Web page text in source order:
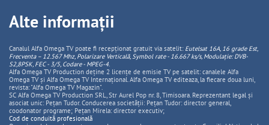
Alte informații
Canalul Alfa Omega TV poate fi recepționat gratuit via satelit: Eutelsat 16A, 16 grade Est,
Frecventa – 12.567 Mhz, PolarizareVerticală, Symbol rate - 16.667 ks/s, Modulație: DVB-
S2,8PSK, FEC - 3/5, Codare - MPEG-4.
Alfa Omega TV Production deține 2 licențe de emisie TV pe satelit: canalele Alfa
Omega TV și Alfa Omega TV Internațional. Alfa Omega TV editeaza, la fiecare doua luni,
revista: "Alfa Omega TV Magazin".
SC Alfa Omega TV Production SRL, Str Aurel Pop nr. 8, Timisoara. Reprezentant legal și
asociat unic: Pețan Tudor. Conducerea societății: Pețan Tudor: director general,
coodonator programe; Pețan Mirela: director executiv;
Cod de conduită profesională